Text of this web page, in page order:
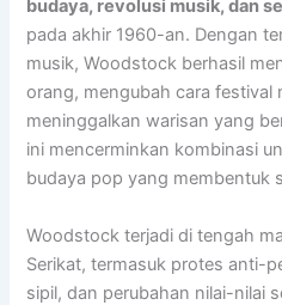
budaya, revolusi musik, dan
pada akhir 1960-an. Dengan
musik, Woodstock berhasil
orang, mengubah cara festival
meninggalkan warisan yang
ini mencerminkan kombinasi
budaya pop yang membentuk
Woodstock terjadi di tengah
Serikat, termasuk protes anti-
sipil, dan perubahan nilai-nilai